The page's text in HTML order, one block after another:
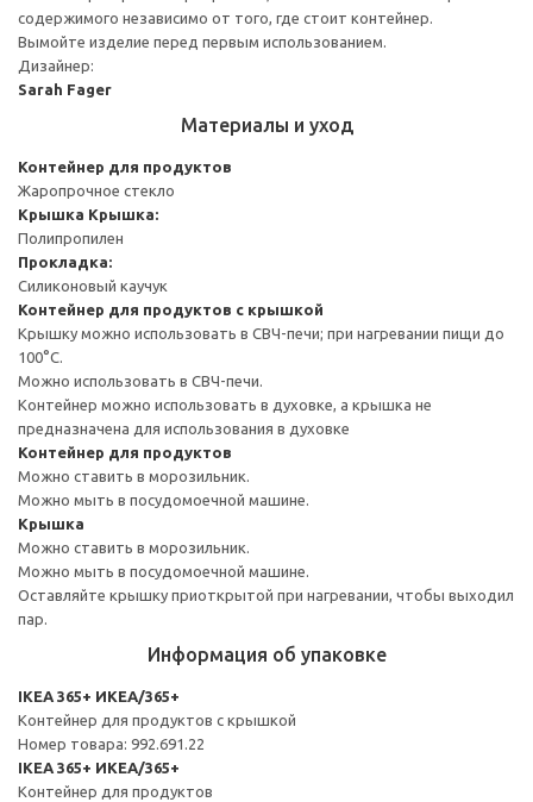
содержимого независимо от того, где стоит контейнер.
Вымойте изделие перед первым использованием.
Дизайнер:
Sarah Fager
Материалы и уход
Контейнер для продуктов
Жаропрочное стекло
Крышка Крышка:
Полипропилен
Прокладка:
Силиконовый каучук
Контейнер для продуктов с крышкой
Крышку можно использовать в СВЧ-печи; при нагревании пищи до
100°C.
Можно использовать в СВЧ-печи.
Контейнер можно использовать в духовке, а крышка не
предназначена для использования в духовке
Контейнер для продуктов
Можно ставить в морозильник.
Можно мыть в посудомоечной машине.
Крышка
Можно ставить в морозильник.
Можно мыть в посудомоечной машине.
Оставляйте крышку приоткрытой при нагревании, чтобы выходил
пар.
Информация об упаковке
IKEA 365+ ИКЕА/365+
Контейнер для продуктов с крышкой
Номер товара: 992.691.22
IKEA 365+ ИКЕА/365+
Контейнер для продуктов